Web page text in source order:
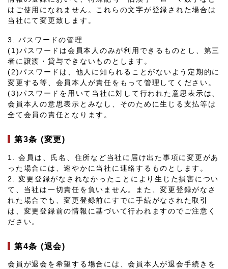
はご使用になれません。これらの文字が登録された場合は
当社にて変更致します。
3. パスワードの管理
(1)パスワードは会員本人のみが利用できるものとし、第三
者に譲渡・貸与できないものとします。
(2)パスワードは、他人に知られることがないよう定期的に
変更する等、会員本人が責任をもって管理してください。
(3)パスワードを用いて当社に対して行われた意思表示は、
会員本人の意思表示とみなし、そのために生じる支払等は
全て会員の責任となります。
第3条 (変更)
1. 会員は、氏名、住所など当社に届け出た事項に変更があ
った場合には、速やかに当社に連絡するものとします。
2. 変更登録がなされなかったことにより生じた損害につい
て、当社は一切責任を負いません。また、変更登録がなさ
れた場合でも、変更登録前にすでに手続がなされた取引
は、変更登録前の情報に基づいて行われますのでご注意く
ださい。
第4条 (退会)
会員が退会を希望する場合には、会員本人が退会手続きを